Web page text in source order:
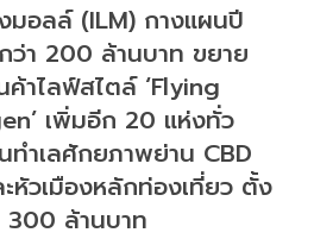
มอลล์ (ILM) กางแผนปี
า 200 ล้านบาท ขยาย
ค้าไลฟ์สไตล์ ‘Flying
เพิ่มอีก 20 แห่งทั่ว
ทำเลศักยภาพย่าน CBD
หัวเมืองหลักท่องเที่ยว ตั้ง
300 ล้านบาท